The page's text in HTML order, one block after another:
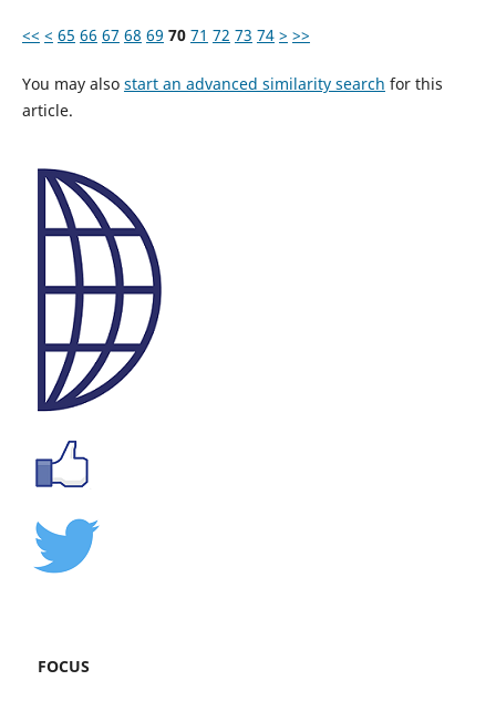
<< < 65 66 67 68 69 70 71 72 73 74 > >>
You may also start an advanced similarity search for this
article.
FOCUS